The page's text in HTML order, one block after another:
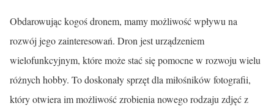
Obdarowując kogoś dronem, mamy możliwość wpływu na
rozwój jego zainteresowań. Dron jest urządzeniem
wielofunkcyjnym, które może stać się pomocne w rozwoju wielu
różnych hobby. To doskonały sprzęt dla miłośników fotografii,
który otwiera im możliwość zrobienia nowego rodzaju zdjęć z